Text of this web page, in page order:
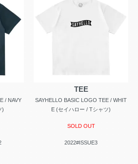
/ NAVY
)
TEE
SAYHELLO BASIC LOGO TEE / WHIT
E (セイハロー / Tシャツ)
SOLD OUT
2022#ISSUE3